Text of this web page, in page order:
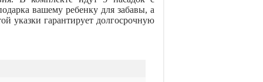
вашему ребенку для забавы, а
указки гарантирует долгосрочную